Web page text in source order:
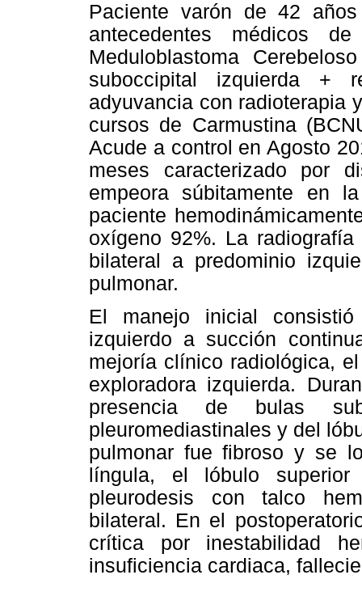
Paciente varón de 42
antecedentes médicos
Meduloblastoma
suboccipital izquierda +
adyuvancia con radioterapia
cursos de Carmustina
Acude a control en Agosto
meses caracterizado por
empeora súbitamente en
paciente
oxígeno 92%. La
bilateral a predominio
pulmonar.
El manejo inicial
izquierdo a succión
mejoría clínico radiológica,
exploradora izquierda.
presencia de bulas
pleuromediastinales y del
pulmonar fue fibroso y se
língula, el lóbulo superior
pleurodesis con talco
bilateral. En el
crítica por inestabilidad
insuficiencia cardiaca,